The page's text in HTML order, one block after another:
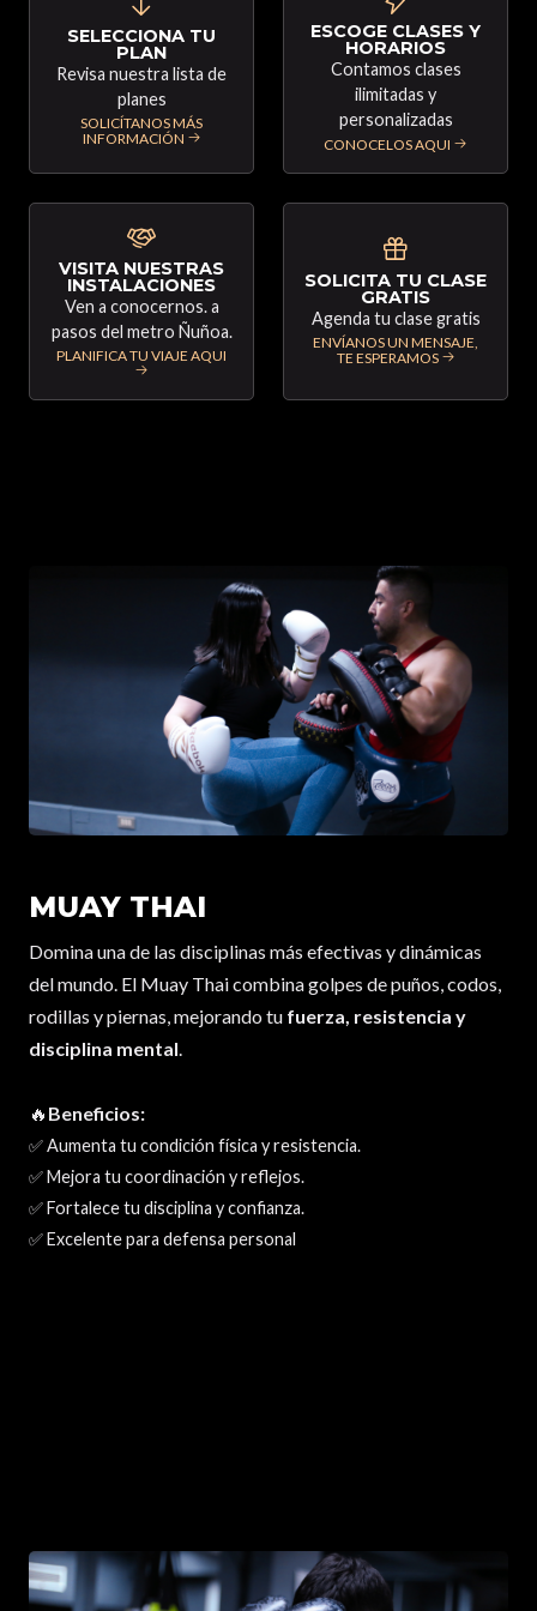
SELECCIONA TU
PLAN
Revisa nuestra lista de
planes
SOLICÍTANOS MÁS
INFORMACIÓN
ESCOGE CLASES Y
HORARIOS
Contamos clases
ilimitadas y
personalizadas
CONOCELOS AQUI
VISITA NUESTRAS
INSTALACIONES
Ven a conocernos. a
pasos del metro Ñuñoa.
PLANIFICA TU VIAJE AQUI
SOLICITA TU CLASE
GRATIS
Agenda tu clase gratis
ENVÍANOS UN MENSAJE,
TE ESPERAMOS
MUAY THAI
Domina una de las disciplinas más efectivas y dinámicas
del mundo. El Muay Thai combina golpes de puños, codos,
rodillas y piernas, mejorando tu fuerza, resistencia y
disciplina mental.
🔥 Beneficios:
✅ Aumenta tu condición física y resistencia.
✅ Mejora tu coordinación y reflejos.
✅ Fortalece tu disciplina y confianza.
✅ Excelente para defensa personal